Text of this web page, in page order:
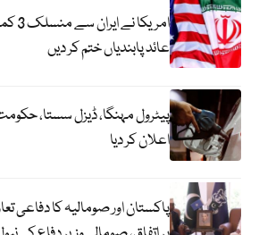
عائد پابندیاں ختم کر دیں
پیٹرول مہنگا، ڈیزل سستا،
اعلان کر دیا
پاکستان اور صومالیہ کا دفاعی